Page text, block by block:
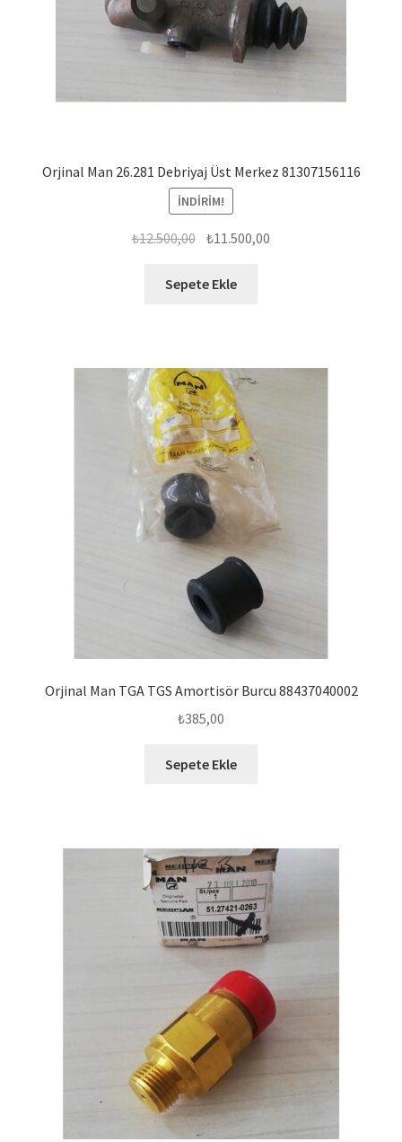
Orjinal Man 26.281 Debriyaj Üst Merkez 81307156116
İNDIRIM!
₺12.500,00 Orijinal
₺12.500,00.
₺11.500,00
Sepete Ekle
Orjinal Man TGA TGS Amortisör Burcu 88437040002
₺385,00
Sepete Ekle